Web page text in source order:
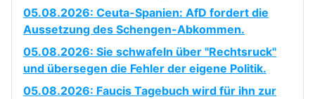
05.08.2026: Ceuta-Spanien: AfD fordert die
Aussetzung des Schengen-Abkommen.
05.08.2026: Sie schwafeln über "Rechtsruck"
und übersegen die Fehler der eigene Politik.
05.08.2026: Faucis Tagebuch wird für ihn zur